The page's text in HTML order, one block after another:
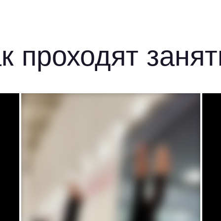
проходят